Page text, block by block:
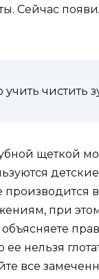
Сейчас
чистить
щеткой
производится
при этом
нельзя
все